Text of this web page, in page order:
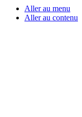
Aller au menu
Aller au contenu